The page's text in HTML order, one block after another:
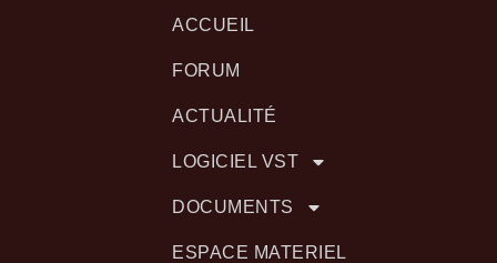
ACCUEIL
FORUM
ACTUALITÉ
LOGICIEL VST
DOCUMENTS
ESPACE MATERIEL